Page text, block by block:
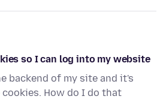
so I can log into my website
backend of my site and it's
How do I do that